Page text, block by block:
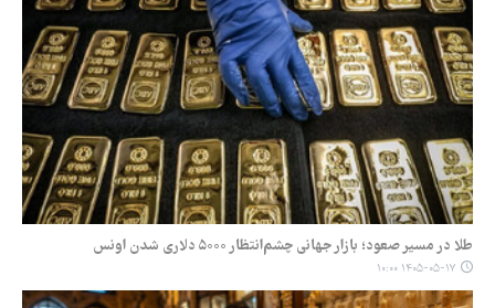
طلا در مسیر صعود؛ بازار جهانی چشم‌انتظار ۵۰۰۰ دلاری شدن اونس
۱۴۰۵-۰۵-۱۷ ۱۰:۰۰